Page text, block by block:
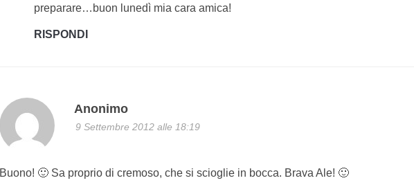
preparare…buon lunedì mia cara amica!
RISPONDI
Anonimo
9 Settembre 2012 alle 18:19
Buono! 🙂 Sa proprio di cremoso, che si scioglie in bocca. Brava Ale! 🙂